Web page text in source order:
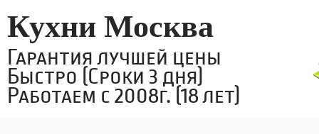
Кухни Москва
Гарантия лучшей цены
Быстро (Сроки 3 дня)
Работаем с 2008г. (18 лет)